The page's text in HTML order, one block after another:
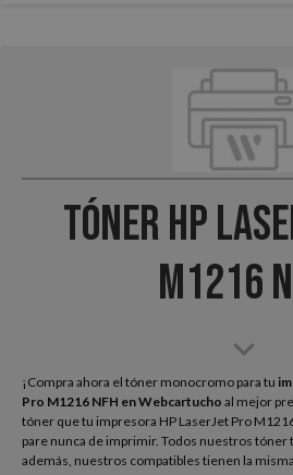
Tóner HP
M1216
¡Compra ahora el tóner monocromo para tu
Pro M1216 NFH en Webcartucho al mejor
tóner que tu impresora HP LaserJet Pro
pare nunca de imprimir. Todos nuestros tóner
además, nuestros compatibles tienen la